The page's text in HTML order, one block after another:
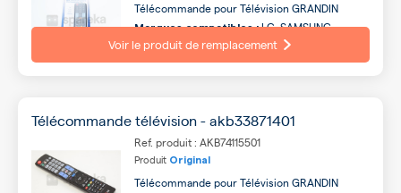
Télécommande pour Télévision GRANDIN
Marques compatibles :LG, SAMSUNG,
CONTINENTAL EDISON, AYA, SABA, OCEANIC,
LISTO, PHILIPS, PANASONIC, ESSENTIEL B ...
Voir le produit de remplacement
Télécommande télévision - akb33871401
Ref. produit : AKB74115501
Produit Original
Télécommande pour Télévision GRANDIN